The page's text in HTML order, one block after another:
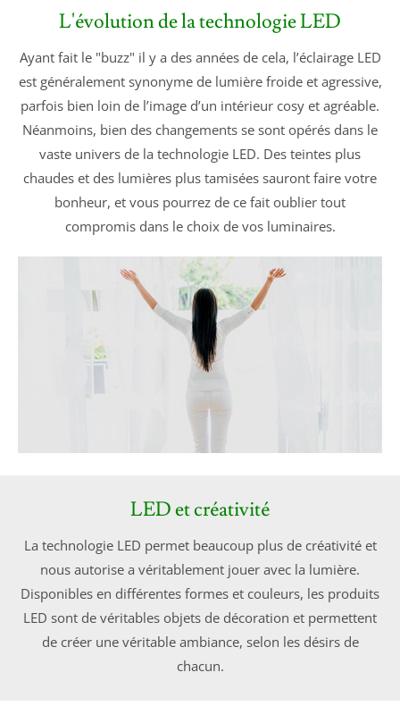
L'évolution de la technologie LED
Ayant fait le "buzz" il y a des années de cela, l’éclairage LED
est généralement synonyme de lumière froide et agressive,
parfois bien loin de l’image d’un intérieur cosy et agréable.
Néanmoins, bien des changements se sont opérés dans le
vaste univers de la technologie LED. Des teintes plus
chaudes et des lumières plus tamisées sauront faire votre
bonheur, et vous pourrez de ce fait oublier tout
compromis dans le choix de vos luminaires.
LED et créativité
La technologie LED permet beaucoup plus de créativité et
nous autorise a véritablement jouer avec la lumière.
Disponibles en différentes formes et couleurs, les produits
LED sont de véritables objets de décoration et permettent
de créer une véritable ambiance, selon les désirs de
chacun.